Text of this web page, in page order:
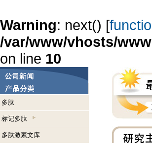
Warning: next() [
/var/www/vhosts/
on line 10
多肽
标记多肽
多肽激素文库